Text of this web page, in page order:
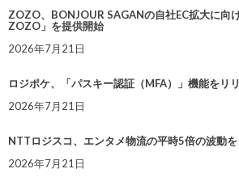
ZOZO、BONJOUR SAGANの自社EC拡大に
ZOZO」を提供開始
2026年7月21日
ロジポケ、「パスキー認証（MFA）」機能をリ
2026年7月21日
NTTロジスコ、エンタメ物流の平時5倍の波動
2026年7月21日